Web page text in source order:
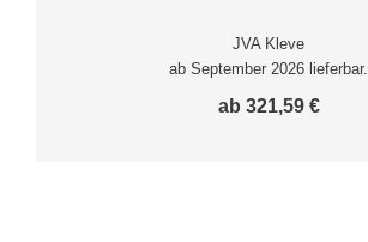
JVA Kleve
ab September 2026 lieferbar.
ab 321,59 €